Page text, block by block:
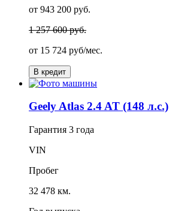
от 943 200 руб.
1 257 600 руб.
от 15 724 руб/мес.
В кредит
Geely Atlas 2.4 AT (148 л.с.)
Гарантия 3 года
VIN
Пробег
32 478 км.